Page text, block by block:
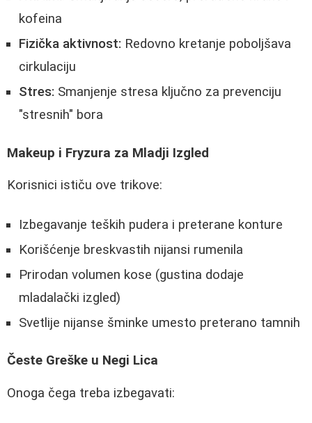
kofeina
Fizička aktivnost: Redovno kretanje poboljšava
cirkulaciju
Stres: Smanjenje stresa ključno za prevenciju
"stresnih" bora
Makeup i Fryzura za Mladji Izgled
Korisnici ističu ove trikove:
Izbegavanje teških pudera i preterane konture
Korišćenje breskvastih nijansi rumenila
Prirodan volumen kose (gustina dodaje
mladalački izgled)
Svetlije nijanse šminke umesto preterano tamnih
Česte Greške u Negi Lica
Onoga čega treba izbegavati: